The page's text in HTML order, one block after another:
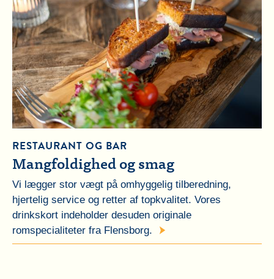
RESTAURANT OG BAR
Mangfoldighed og smag
Vi lægger stor vægt på omhyggelig tilberedning,
hjertelig service og retter af topkvalitet. Vores
drinkskort indeholder desuden originale
romspecialiteter fra Flensborg.